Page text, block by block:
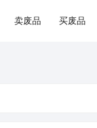
卖废品 买废品